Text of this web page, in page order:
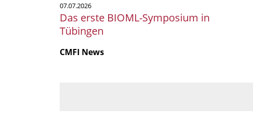
07.07.2026
Das erste BIOML-Symposium in
Tübingen
CMFI News